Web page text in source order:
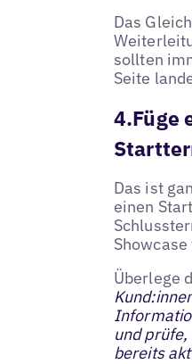
Das
sollten
Seite
4.Füge
Das ist
einen
Überlege
und
bereits